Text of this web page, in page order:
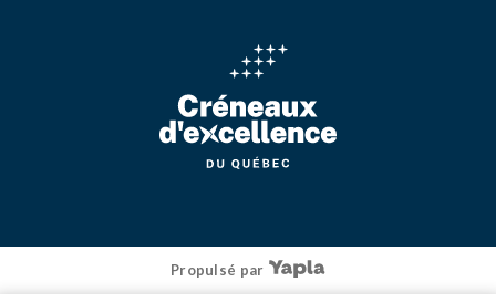
Propulsé par